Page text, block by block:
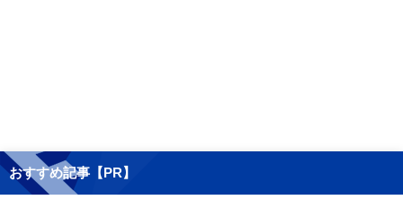
おすすめ記事【PR】